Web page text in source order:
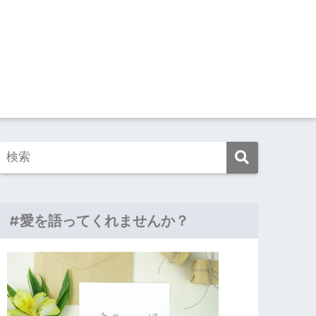
#愛を語ってくれませんか？